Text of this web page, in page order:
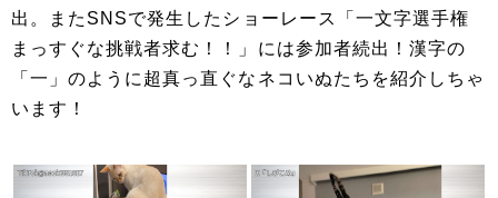
出。またSNSで発生したショーレース「一文字選手権
まっすぐな挑戦者求む！！」には参加者続出！漢字の
「一」のように超真っ直ぐなネコいぬたちを紹介しちゃ
います！